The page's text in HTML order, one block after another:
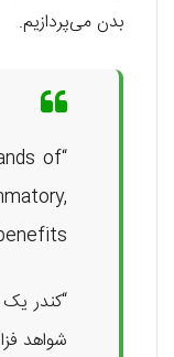
بدن می‌پردازیم.
of
“کندر
شواهد